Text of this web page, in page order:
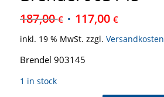
187,00€ 117,00 €
inkl. 19 % MwSt. zzgl. Versandkosten
Brendel 903145
1 in stock